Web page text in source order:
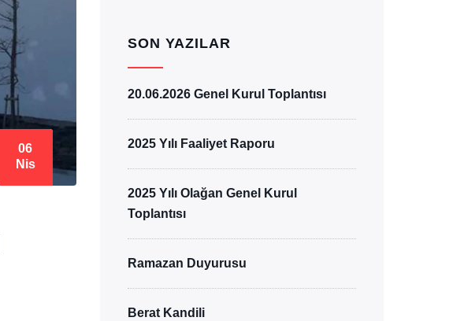
06
Nis
SON YAZILAR
20.06.2026 Genel Kurul Toplantısı
2025 Yılı Faaliyet Raporu
2025 Yılı Olağan Genel Kurul
Toplantısı
Ramazan Duyurusu
Berat Kandili